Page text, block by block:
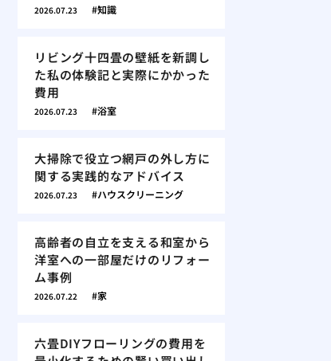
2026.07.23 知識
リビング十四畳の壁紙を新調し
た私の体験記と実際にかかった
費用
2026.07.23 浴室
大掃除で役立つ網戸の外し方に
関する実践的なアドバイス
2026.07.23 ハウスクリーニング
高齢者の自立を支える和室から
洋室への一部屋だけのリフォー
ム事例
2026.07.22 家
六畳DIYフローリングの費用を